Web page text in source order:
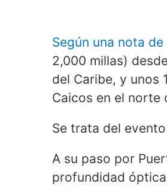
Según una nota de
2,000 millas)
del Caribe, y unos
Caicos en el norte
Se trata del
A su paso por
profundidad